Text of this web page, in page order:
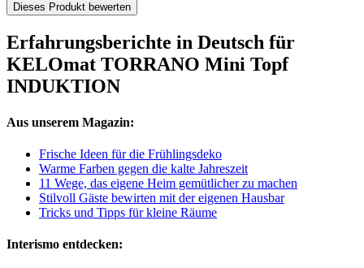
Dieses Produkt bewerten
Erfahrungsberichte in Deutsch für
KELOmat TORRANO Mini Topf
INDUKTION
Aus unserem Magazin:
Frische Ideen für die Frühlingsdeko
Warme Farben gegen die kalte Jahreszeit
11 Wege, das eigene Heim gemütlicher zu machen
Stilvoll Gäste bewirten mit der eigenen Hausbar
Tricks und Tipps für kleine Räume
Interismo entdecken: